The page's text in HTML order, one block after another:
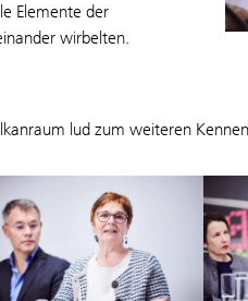
Elemente der
wirbelten.
lud zum weiteren